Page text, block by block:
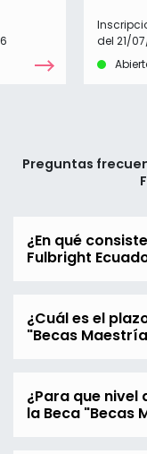
del 21/
Preguntas
¿En qué
Fulbright
¿Cuál es el
"Becas
¿Para que nivel
la Beca "Becas